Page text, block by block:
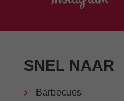
SNEL NAAR
Barbecues